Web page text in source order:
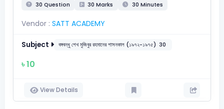
30 Question 30 Marks 30 Minutes
Vendor : SATT ACADEMY
Subject বঙ্গবন্ধু শেখ মুজিবুর রহমানের শাসনকাল (১৯৭২-১৯৭৫) 30
৳ 10
View Details